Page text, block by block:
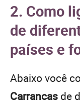
2. Como
de
países e
Abaixo você
Carrancas de